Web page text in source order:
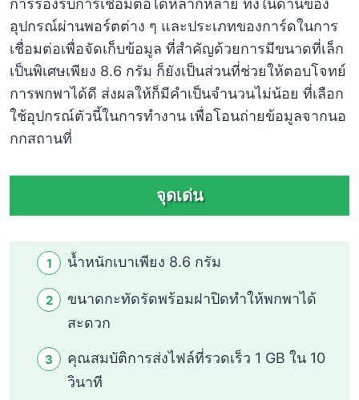
การรองรับการเชื่อมต่อได้หลากหลาย ทั้งในด้านของ
อุปกรณ์ผ่านพอร์ตต่าง ๆ และประเภทของการ์ดในการ
เชื่อมต่อเพื่อจัดเก็บข้อมูล ที่สำคัญด้วยการมีขนาดที่เล็ก
เป็นพิเศษเพียง 8.6 กรัม ก็ยังเป็นส่วนที่ช่วยให้ตอบโจทย์
การพกพาได้ดี ส่งผลให้ก็มีคำเป็นจำนวนไม่น้อย ที่เลือก
ใช้อุปกรณ์ตัวนี้ในการทำงาน เพื่อโอนถ่ายข้อมูลจากนอ
กกสถานที่
จุดเด่น
น้ำหนักเบาเพียง 8.6 กรัม
ขนาดกะทัดรัดพร้อมฝาปิดทำให้พกพาได้
สะดวก
คุณสมบัติการส่งไฟล์ที่รวดเร็ว 1 GB ใน 10
วินาที